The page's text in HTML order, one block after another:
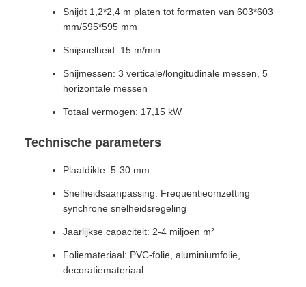
Snijdt 1,2*2,4 m platen tot formaten van 603*603
mm/595*595 mm
Snijsnelheid: 15 m/min
Snijmessen: 3 verticale/longitudinale messen, 5
horizontale messen
Totaal vermogen: 17,15 kW
Technische parameters
Plaatdikte: 5-30 mm
Snelheidsaanpassing: Frequentieomzetting
synchrone snelheidsregeling
Jaarlijkse capaciteit: 2-4 miljoen m²
Foliemateriaal: PVC-folie, aluminiumfolie,
decoratiemateriaal